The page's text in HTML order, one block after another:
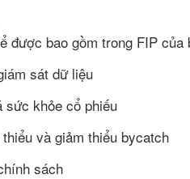
được bao gồm trong FIP của
sát dữ liệu
sức khỏe cổ phiếu
và giảm thiểu bycatch
sách